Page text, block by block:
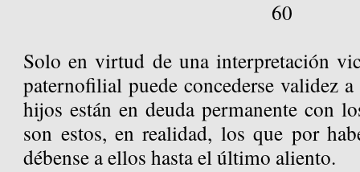
60
Solo en virtud de una interpretación
paternofilial puede concederse validez
hijos están en deuda permanente con
son estos, en realidad, los que por
débense a ellos hasta el último aliento.